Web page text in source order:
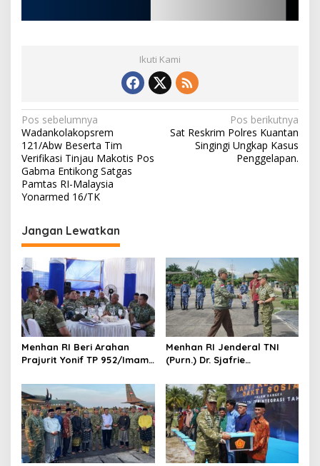
Ikuti Kami
N
a
v
i
g
a
s
i
p
o
s
Pos sebelumnya
Wadankolakopsrem
121/Abw Beserta Tim
Verifikasi Tinjau Makotis Pos
Gabma Entikong Satgas
Pamtas RI-Malaysia
Yonarmed 16/TK
Pos berikutnya
Sat Reskrim Polres Kuantan
Singingi Ungkap Kasus
Penggelapan.
Jangan Lewatkan
Menhan RI Beri Arahan
Prajurit Yonif TP 952/Imam
Tambusai Percepat
Penguatan Satuan
Menhan RI Jenderal TNI
(Purn.) Dr. Sjafrie
Pekanbaru, Kodam XIX
Tuanku Tambusai Kawal
Kunjungan ke Dua Yonif
Teritorial Pembangunan